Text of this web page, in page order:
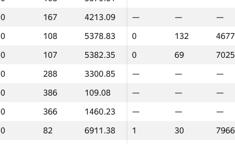
0 167 4213.09 — — —
0 108 5378.83 0 132
0 107 5382.35 0 69
0 288 3300.85 — — —
0 386 109.08 — — —
0 366 1460.23 — — —
0 82 6911.38 1 30